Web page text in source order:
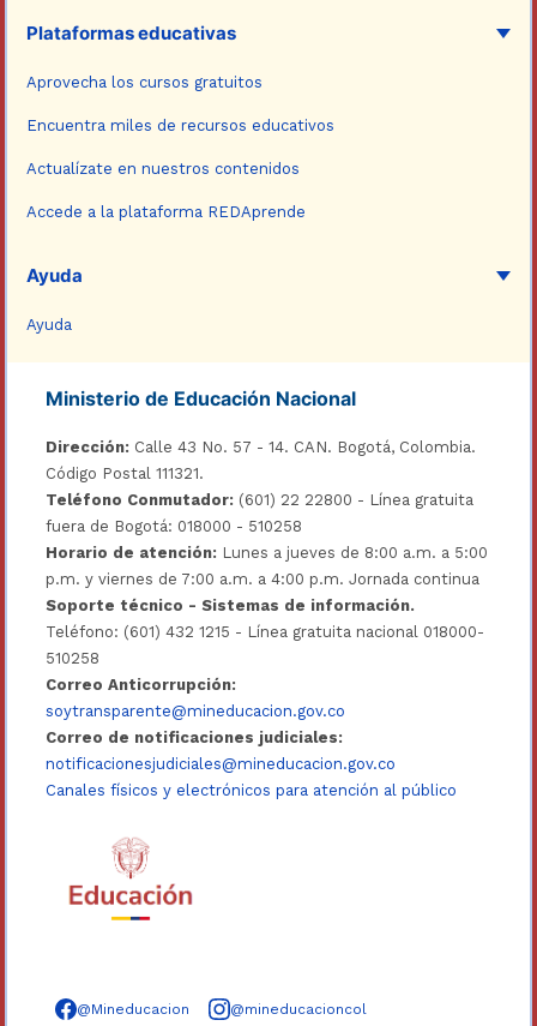
Plataformas educativas
Aprovecha los cursos gratuitos
Encuentra miles de recursos educativos
Actualízate en nuestros contenidos
Accede a la plataforma REDAprende
Ayuda
Ayuda
Ministerio de Educación Nacional
Dirección: Calle 43 No. 57 - 14. CAN. Bogotá, Colombia.
Código Postal 111321.
Teléfono Conmutador: (601) 22 22800 - Línea gratuita
fuera de Bogotá: 018000 - 510258
Horario de atención: Lunes a jueves de 8:00 a.m. a 5:00
p.m. y viernes de 7:00 a.m. a 4:00 p.m. Jornada continua
Soporte técnico - Sistemas de información.
Teléfono: (601) 432 1215 - Línea gratuita nacional 018000-
510258
Correo Anticorrupción:
soytransparente@mineducacion.gov.co
Correo de notificaciones judiciales:
notificacionesjudiciales@mineducacion.gov.co
Canales físicos y electrónicos para atención al público
Síguenos en redes sociales
@Mineducacion @mineducacioncol